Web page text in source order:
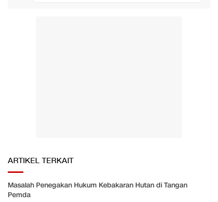
ARTIKEL TERKAIT
Masalah Penegakan Hukum Kebakaran Hutan di Tangan
Pemda